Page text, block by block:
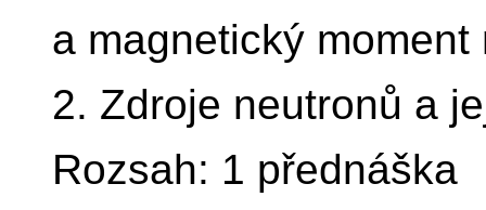
a magnetický moment
2. Zdroje neutronů a
Rozsah: 1 přednáška